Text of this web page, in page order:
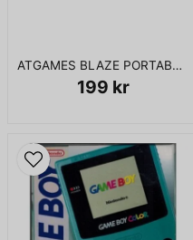
ATGAMES BLAZE PORTABLE MEGADRIVE
199 kr